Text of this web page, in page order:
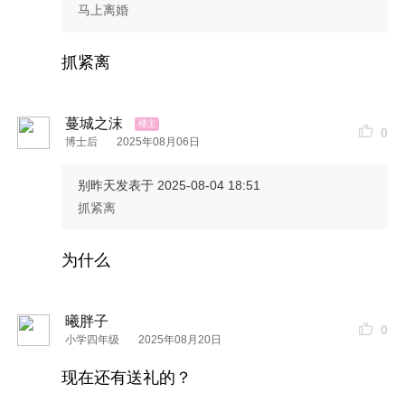
马上离婚
抓紧离
蔓城之沫
博士后 2025年08月06日
0
别昨天发表于 2025-08-04 18:51
抓紧离
为什么
曦胖子
小学四年级 2025年08月20日
0
现在还有送礼的？